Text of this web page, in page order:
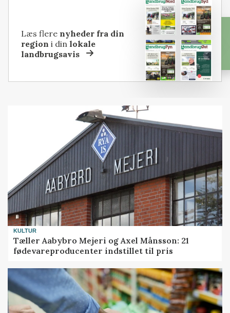
Læs flere nyheder fra din
region i dinlokale
landbrugsavis
KULTUR
Tæller Aabybro Mejeri og Axel Månsson: 21
fødevareproducenter indstillet til pris